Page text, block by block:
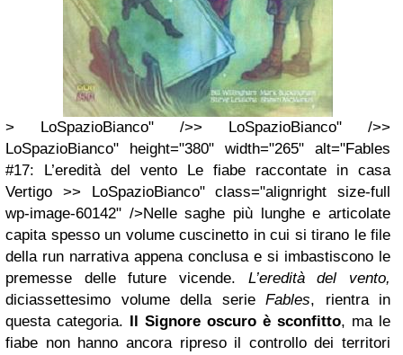
> LoSpazioBianco" />> LoSpazioBianco" />>
LoSpazioBianco" height="380" width="265" alt="Fables
#17: L’eredità del vento Le fiabe raccontate in casa
Vertigo >> LoSpazioBianco" class="alignright size-full
wp-image-60142" />Nelle saghe più lunghe e articolate
capita spesso un volume cuscinetto in cui si tirano le file
della run narrativa appena conclusa e si imbastiscono le
premesse delle future vicende. L’eredità del vento,
diciassettesimo volume della serie Fables, rientra in
questa categoria. Il Signore oscuro è sconfitto, ma le
fiabe non hanno ancora ripreso il controllo dei territori